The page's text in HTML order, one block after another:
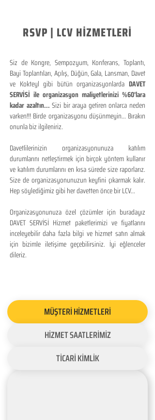
RSVP | LCV HİZMETLERİ
Siz de Kongre, Sempozyum, Konferans, Toplantı,
Bayi Toplantıları, Açılış, Düğün, Gala, Lansman, Davet
ve Kokteyl gibi bütün organizasyonlarda DAVET
SERVİSİ ile organizasyon maliyetlerinizi %60'lara
kadar azaltın...Sizi bir araya getiren onlarca neden
varken!!! Birde organizasyonu düşünmeyin... Bırakın
onunla biz ilgileniriz.
Davetlilerinizin organizasyonunuza katılım
durumlarını netleştirmek için birçok yöntem kullanır
ve katılım durumlarını en kısa sürede size raporlarız.
Size de organizasyonunuzun keyfini çıkarmak kalır.
Hep söylediğimiz gibi her davetten önce bir LCV...
Organizasyonunuza özel çözümler için buradayız
DAVET SERVİSİ Hizmet paketlerimizi ve fiyatlarını
inceleyebilir daha fazla bilgi ve hizmet satın almak
için bizimle iletişime geçebilirsiniz. İyi eğlenceler
dileriz.
MÜŞTERİ HİZMETLERİ
HİZMET SAATLERİMİZ
TİCARİ KİMLİK